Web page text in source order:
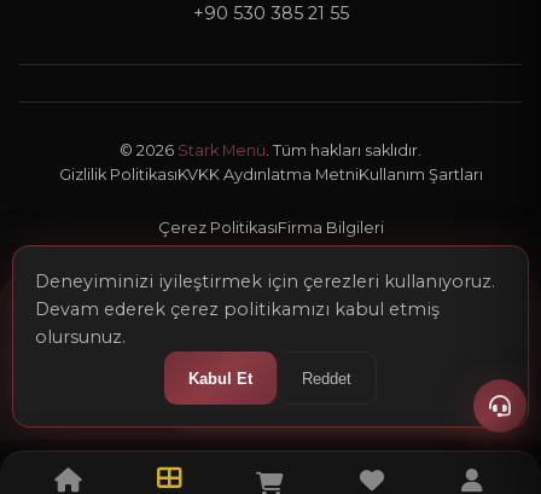
GÜNCEL TOPLAM
Sepete Ekle
+90 530 385 21 55
© 2026 Stark Menü . Tüm hakları saklıdır.
Gizlilik PolitikasıKVKK Aydınlatma MetniKullanım Şartları
Çerez PolitikasıFirma Bilgileri
Deneyiminizi iyileştirmek için çerezleri kullanıyoruz.
Devam ederek çerez politikamızı kabul etmiş
olursunuz.
Kabul Et Reddet